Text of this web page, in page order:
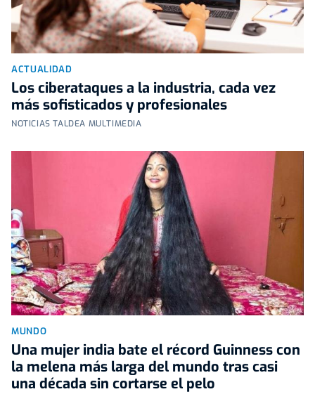
ACTUALIDAD
Los ciberataques a la industria, cada vez
más sofisticados y profesionales
NOTICIAS TALDEA MULTIMEDIA
MUNDO
Una mujer india bate el récord Guinness con
la melena más larga del mundo tras casi
una década sin cortarse el pelo